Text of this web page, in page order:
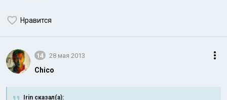
Нравится
14 28 мая 2013
Chico
Irin сказал(а):